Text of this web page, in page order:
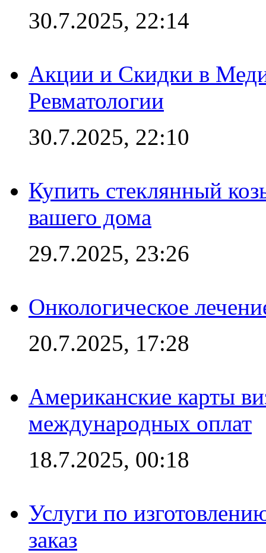
30.7.2025, 22:14
Акции и Скидки в
Ревматологии
30.7.2025, 22:10
Купить стеклянный
вашего дома
29.7.2025, 23:26
Онкологическое
20.7.2025, 17:28
Американские карты
международных оплат
18.7.2025, 00:18
Услуги по
заказ